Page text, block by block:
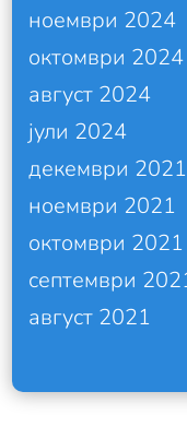
ноември 2024
октомври 2024
август 2024
јули 2024
декември 2021
ноември 2021
октомври 2021
септември
август 2021